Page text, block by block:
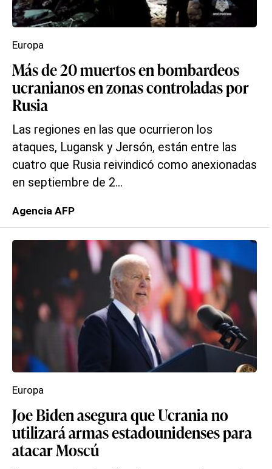
Más de 20 muertos en bombardeos
ucranianos en zonas controladas por
Rusia
Las regiones en las que ocurrieron los
ataques, Lugansk y Jersón, están entre las
cuatro que Rusia reivindicó como anexionadas
en septiembre de 2...
Europa
Agencia AFP
Joe Biden asegura que Ucrania no
utilizará armas estadounidenses para
atacar Moscú
Europa